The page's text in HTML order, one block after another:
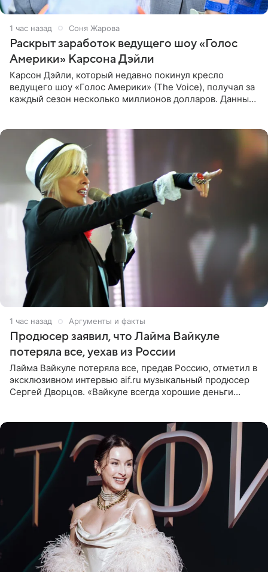
1 час назад Соня Жарова
Раскрыт заработок ведущего шоу «Голос
Америки» Карсона Дэйли
Карсон Дэйли, который недавно покинул кресло
ведущего шоу «Голос Америки» (The Voice), получал за
каждый сезон несколько миллионов долларов. Данные
1 час назад Аргументы и факты
Продюсер заявил, что Лайма Вайкуле
потеряла все, уехав из России
Лайма Вайкуле потеряла все, предав Россию, отметил в
эксклюзивном интервью aif.ru музыкальный продюсер
Сергей Дворцов. «Вайкуле всегда хорошие деньги